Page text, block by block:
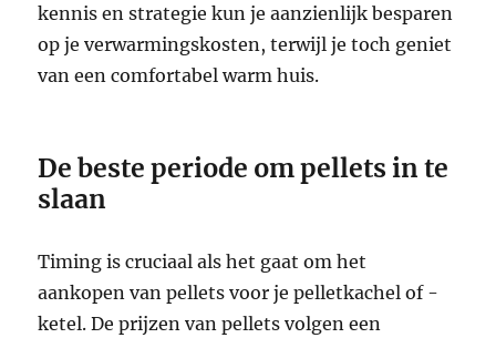
kennis en strategie kun je aanzienlijk besparen
op je verwarmingskosten, terwijl je toch geniet
van een comfortabel warm huis.
De beste periode om pellets in te
slaan
Timing is cruciaal als het gaat om het
aankopen van pellets voor je pelletkachel of -
ketel. De prijzen van pellets volgen een